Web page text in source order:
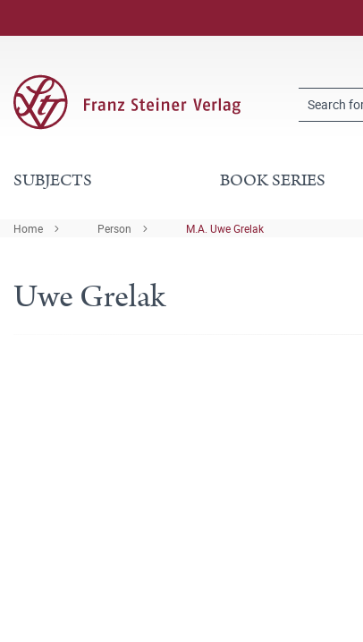
SUBJECTS BOOK SERIES
Home Person M.A. Uwe Grelak
Uwe Grelak